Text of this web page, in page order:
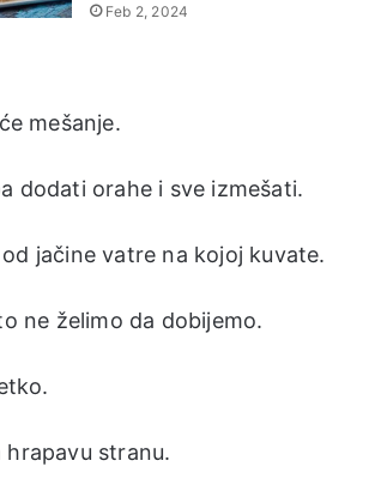
Feb 2, 2024
mešanje.
dodati orahe i sve izmešati.
jačine vatre na kojoj kuvate.
ne želimo da dobijemo.
stranu.